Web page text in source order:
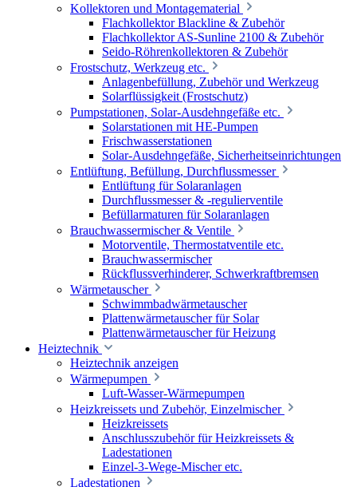
Kollektoren und Montagematerial
Flachkollektor Blackline & Zubehör
Flachkollektor AS-Sunline 2100 & Zubehör
Seido-Röhrenkollektoren & Zubehör
Frostschutz, Werkzeug etc.
Anlagenbefüllung, Zubehör und Werkzeug
Solarflüssigkeit (Frostschutz)
Pumpstationen, Solar-Ausdehngefäße etc.
Solarstationen mit HE-Pumpen
Frischwasserstationen
Solar-Ausdehngefäße, Sicherheitseinrichtungen
Entlüftung, Befüllung, Durchflussmesser
Entlüftung für Solaranlagen
Durchflussmesser & -regulierventile
Befüllarmaturen für Solaranlagen
Brauchwassermischer & Ventile
Motorventile, Thermostatventile etc.
Brauchwassermischer
Rückflussverhinderer, Schwerkraftbremsen
Wärmetauscher
Schwimmbadwärmetauscher
Plattenwärmetauscher für Solar
Plattenwärmetauscher für Heizung
Heiztechnik
Heiztechnik anzeigen
Wärmepumpen
Luft-Wasser-Wärmepumpen
Heizkreissets und Zubehör, Einzelmischer
Heizkreissets
Anschlusszubehör für Heizkreissets &
Ladestationen
Einzel-3-Wege-Mischer etc.
Ladestationen